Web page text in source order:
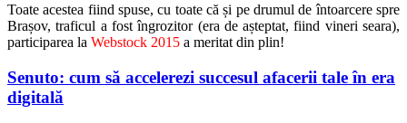
Toate acestea fiind spuse, cu toate că și pe drumul de întoarcere spre
Brașov, traficul a fost îngrozitor (era de așteptat, fiind vineri seara),
participarea la Webstock 2015 a meritat din plin!
Senuto: cum să accelerezi succesul afacerii tale în era
digitală